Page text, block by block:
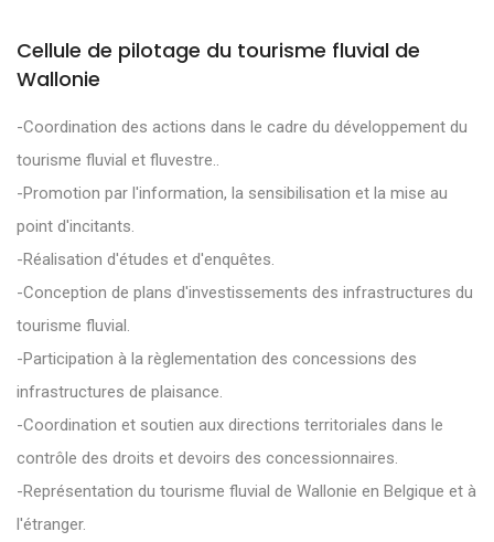
Cellule de pilotage du tourisme fluvial de
Wallonie
-Coordination des actions dans le cadre du développement du
tourisme fluvial et fluvestre..
-Promotion par l'information, la sensibilisation et la mise au
point d'incitants.
-Réalisation d'études et d'enquêtes.
-Conception de plans d'investissements des infrastructures du
tourisme fluvial.
-Participation à la règlementation des concessions des
infrastructures de plaisance.
-Coordination et soutien aux directions territoriales dans le
contrôle des droits et devoirs des concessionnaires.
-Représentation du tourisme fluvial de Wallonie en Belgique et à
l'étranger.